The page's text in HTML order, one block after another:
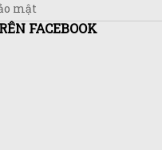
mật
FACEBOOK